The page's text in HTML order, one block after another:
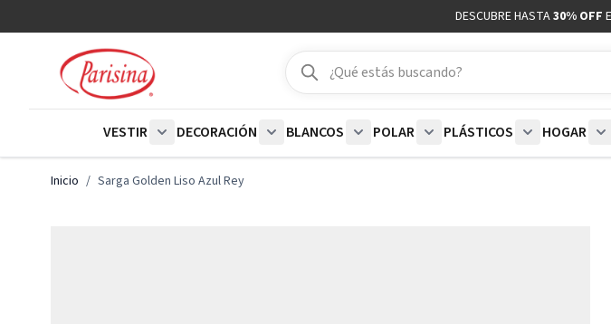
DESCUBRE HASTA30% OFF
Buscar
Buscar
VESTIR
DECORACIÓN
BLANCOS
POLAR
PLÁSTICOS
HOGAR
Inicio / Sarga Golden Liso Azul Rey